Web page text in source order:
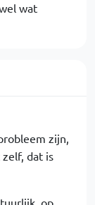
wat
zijn,
dat is
op